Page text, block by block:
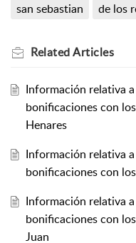
san sebastian de los
RelatedArticles
Información relativa
bonificaciones con
Henares
Información relativa
bonificaciones con
Información relativa
bonificaciones con
Juan